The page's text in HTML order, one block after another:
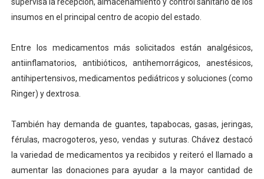
supervisa la recepción, almacenamiento y control sanitario de los
insumos en el principal centro de acopio del estado.
Entre los medicamentos más solicitados están analgésicos,
antiinflamatorios, antibióticos, antihemorrágicos, anestésicos,
antihipertensivos, medicamentos pediátricos y soluciones (como
Ringer) y dextrosa.
También hay demanda de guantes, tapabocas, gasas, jeringas,
férulas, macrogoteros, yeso, vendas y suturas. Chávez destacó
la variedad de medicamentos ya recibidos y reiteró el llamado a
aumentar las donaciones para ayudar a la mayor cantidad de